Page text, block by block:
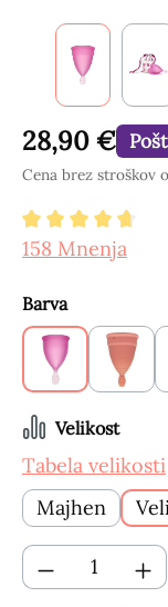
28,90 €
Cena brez stroškov
Povprečna
158 Mnenja
Izberi
Barva
Malina
Izberi
Velikost
Tabela velikosti
Majhen
Količina